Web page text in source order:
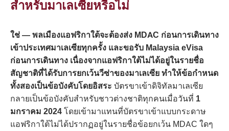
สำหรับมาเลเซียหรือไม่
ใช่ — พลเมืองแอฟริกาใต้จะต้องส่ง MDAC ก่อนการเดินทาง
เข้าประเทศมาเลเซียทุกครั้ง และขอรับ Malaysia eVisa
ก่อนการเดินทาง เนื่องจากแอฟริกาใต้ไม่ได้อยู่ในรายชื่อ
สัญชาติที่ได้รับการยกเว้นวีซ่าของมาเลเซีย ทำให้ข้อกำหนด
ทั้งสองเป็นข้อบังคับโดยอิสระ บัตรขาเข้าดิจิทัลมาเลเซีย
กลายเป็นข้อบังคับสำหรับชาวต่างชาติทุกคนเมื่อวันที่ 1
มกราคม 2024โดยเข้ามาแทนที่บัตรขาเข้าแบบกระดาษ
แอฟริกาใต้ไม่ได้ปรากฏอยู่ในรายชื่อข้อยกเว้น MDAC ใดๆ